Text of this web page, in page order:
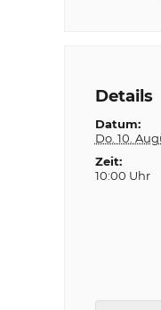
Details
Datum:
Do. 10.
Zeit:
10:00 Uhr